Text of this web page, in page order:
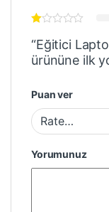
“Eğitici
ürününe ilk
Puan ver
Yorumunuz